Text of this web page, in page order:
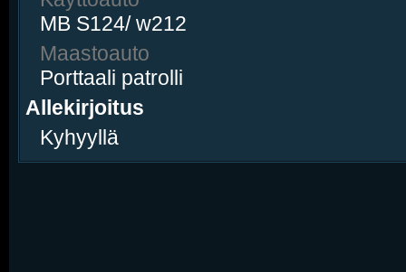
MB S124/ w212
Maastoauto
Porttaali patrolli
Allekirjoitus
Kyhyyllä